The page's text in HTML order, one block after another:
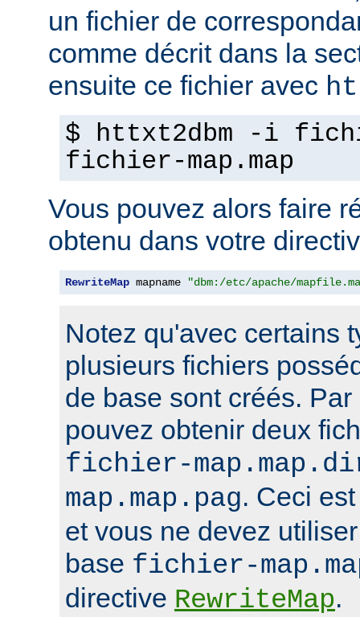
un fichier de
comme décrit dans la
ensuite ce fichier avec
$ httxt2dbm -i
fichier-map.map
Vous pouvez alors faire
obtenu dans votre
RewriteMap mapname "dbm:/etc/apache/
Notez qu'avec certains
plusieurs fichiers
de base sont créés.
pouvez obtenir deux
fichier-
map.map.pag. Ceci
et vous ne devez
base fichier-
directive RewriteMap.